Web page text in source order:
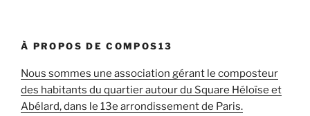
À PROPOS DE COMPOS13
Nous sommes une association gérant le composteur
des habitants du quartier autour du Square Héloïse et
Abélard, dans le 13e arrondissement de Paris.